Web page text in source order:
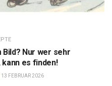
Nur wer sehr
es finden!
13 FEBRUAR 2026